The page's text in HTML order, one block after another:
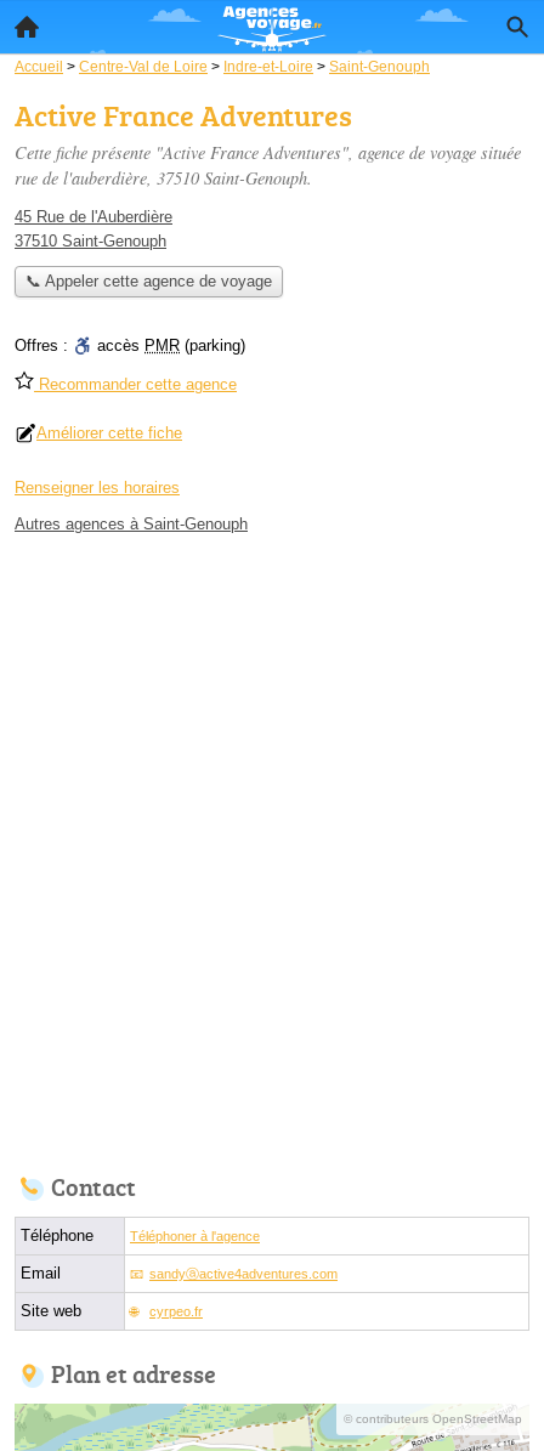
Accueil > Centre-Val de Loire > Indre-et-Loire > Saint-Genouph
Active France Adventures
Cette fiche présente "Active France Adventures", agence de voyage située
rue de l'auberdière, 37510 Saint-Genouph.
45 Rue de l'Auberdière
37510 Saint-Genouph
📞 Appeler cette agence de voyage
Offres : accès PMR (parking)
Recommander cette agence
Améliorer cette fiche
Renseigner les horaires
Autres agences à Saint-Genouph
Contact
Téléphone Téléphoner à l'agence
Email sandyⓐactive4adventures.com
Site web cyrpeo.fr
Plan et adresse
© contributeurs OpenStreetMap